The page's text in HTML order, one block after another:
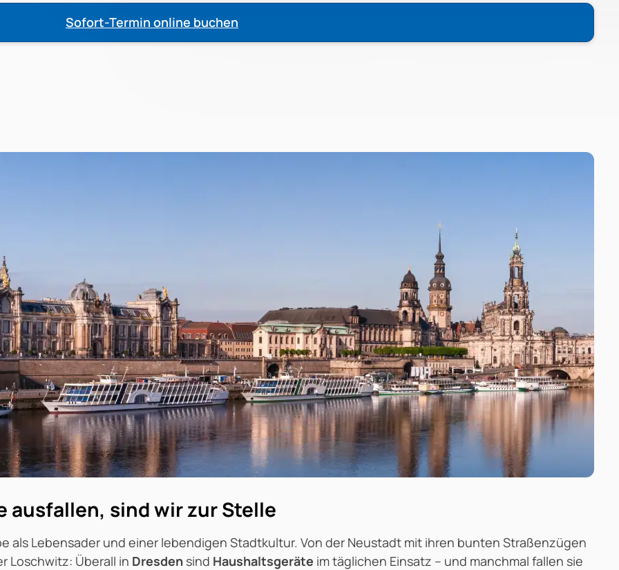
Sofort-Termin online buchen
ausfallen, sind wir zur Stelle
als Lebensader und einer lebendigen Stadtkultur. Von der Neustadt mit ihren bunten Straßenzügen
Loschwitz: Überall in Dresden sind Haushaltsgeräte im täglichen Einsatz – und manchmal fallen sie